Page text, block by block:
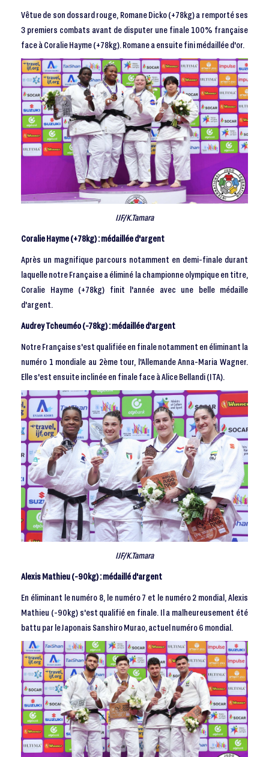
Vêtue de son dossard rouge, Romane Dicko (+78kg) a remporté ses
3 premiers combats avant de disputer une finale 100% française
face à Coralie Hayme (+78kg). Romane a ensuite fini médaillée d'or.
IJF/K.Tamara
Coralie Hayme (+78kg) : médaillée d'argent
Après un magnifique parcours notamment en demi-finale durant
laquelle notre Française a éliminé la championne olympique en titre,
Coralie Hayme (+78kg) finit l'année avec une belle médaille
d'argent.
Audrey Tcheuméo (-78kg) : médaillée d'argent
Notre Française s'est qualifiée en finale notamment en éliminant la
numéro 1 mondiale au 2ème tour, l'Allemande Anna-Maria Wagner.
Elle s'est ensuite inclinée en finale face à Alice Bellandi (ITA).
IJF/K.Tamara
Alexis Mathieu (-90kg) : médaillé d'argent
En éliminant le numéro 8, le numéro 7 et le numéro 2 mondial, Alexis
Mathieu (-90kg) s'est qualifié en finale. Il a malheureusement été
battu par le Japonais Sanshiro Murao, actuel numéro 6 mondial.